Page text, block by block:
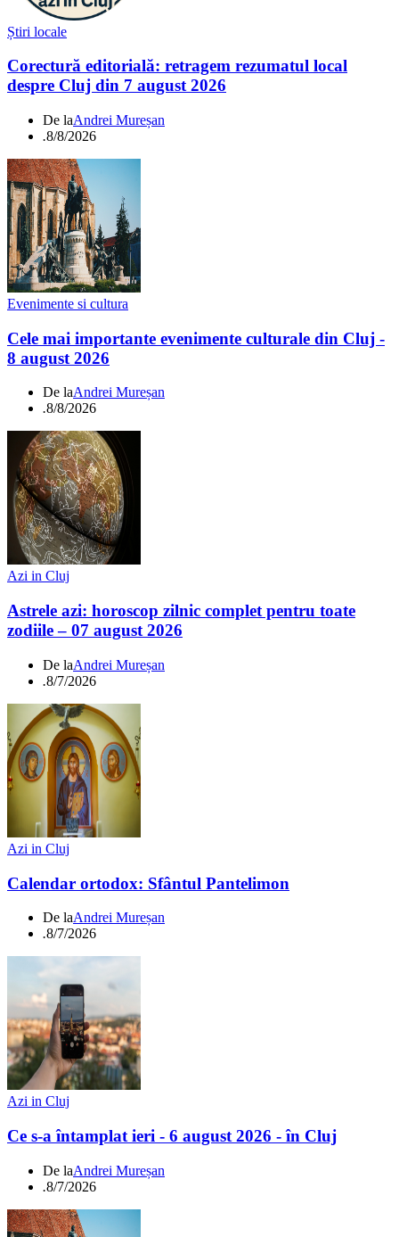
Știri locale
Corectură editorială: retragem rezumatul local
despre Cluj din 7 august 2026
De laAndrei Mureșan
.8/8/2026
Evenimente si cultura
Cele mai importante evenimente culturale din Cluj -
8 august 2026
De laAndrei Mureșan
.8/8/2026
Azi in Cluj
Astrele azi: horoscop zilnic complet pentru toate
zodiile – 07 august 2026
De laAndrei Mureșan
.8/7/2026
Azi in Cluj
Calendar ortodox: Sfântul Pantelimon
De laAndrei Mureșan
.8/7/2026
Azi in Cluj
Ce s-a întamplat ieri - 6 august 2026 - în Cluj
De laAndrei Mureșan
.8/7/2026